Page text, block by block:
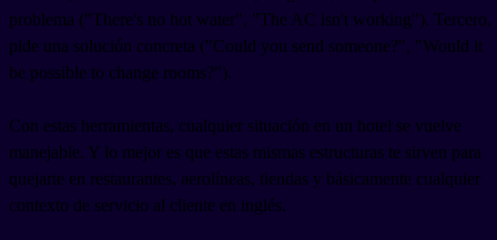
problema ("There's no hot water", "The AC isn't working"). Tercero,
pide una solución concreta ("Could you send someone?", "Would it
be possible to change rooms?").
Con estas herramientas, cualquier situación en un hotel se vuelve
manejable. Y lo mejor es que estas mismas estructuras te sirven para
quejarte en restaurantes, aerolíneas, tiendas y básicamente cualquier
contexto de servicio al cliente en inglés.